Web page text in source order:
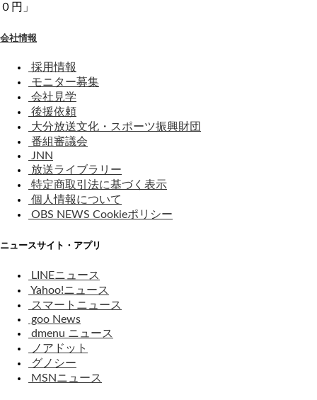
０円」
会社情報
採用情報
モニター募集
会社見学
後援依頼
大分放送文化・スポーツ振興財団
番組審議会
JNN
放送ライブラリー
特定商取引法に基づく表示
個人情報について
OBS NEWS Cookieポリシー
ニュースサイト・アプリ
LINEニュース
Yahoo!ニュース
スマートニュース
goo News
dmenu ニュース
ノアドット
グノシー
MSNニュース